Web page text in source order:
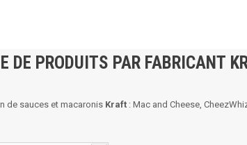
DE PRODUITS PAR FABRICANT
de sauces et macaronis Kraft : Mac and Cheese,